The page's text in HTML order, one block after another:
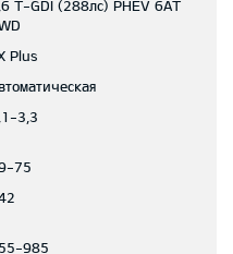
T-GDI (288лс) PHEV 6AT
Plus
3,3
75
985